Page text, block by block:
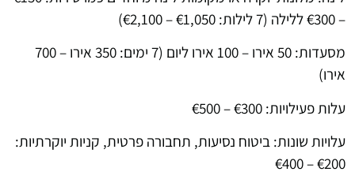
– €300 ללילה (7 לילות: €1,050 – €2,100)
מסעדות: 50 אירו – 100 אירו ליום (7 ימים: 350 אירו – 700
אירו)
עלות פעילויות: €300 – €500
עלויות שונות: ביטוח נסיעות, תחבורה פרטית, קניות יוקרתיות:
€200 – €400